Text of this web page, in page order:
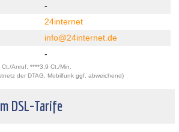
-
24internet
info@24internet.de
-
Anruf, ****3,9 Ct./Min.
der DTAG, Mobilfunk ggf. abweichend)
DSL-Tarife